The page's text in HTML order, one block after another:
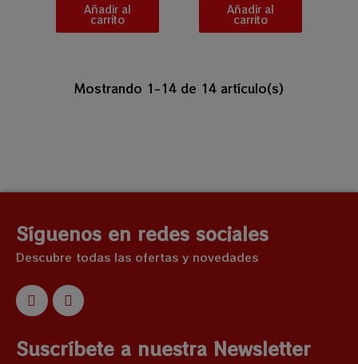
Añadir al
carrito
Añadir al
carrito
Mostrando 1-14 de 14 artículo(s)
Síguenos en redes sociales
Descubre todas las ofertas y novedades
Suscríbete a nuestra Newsletter